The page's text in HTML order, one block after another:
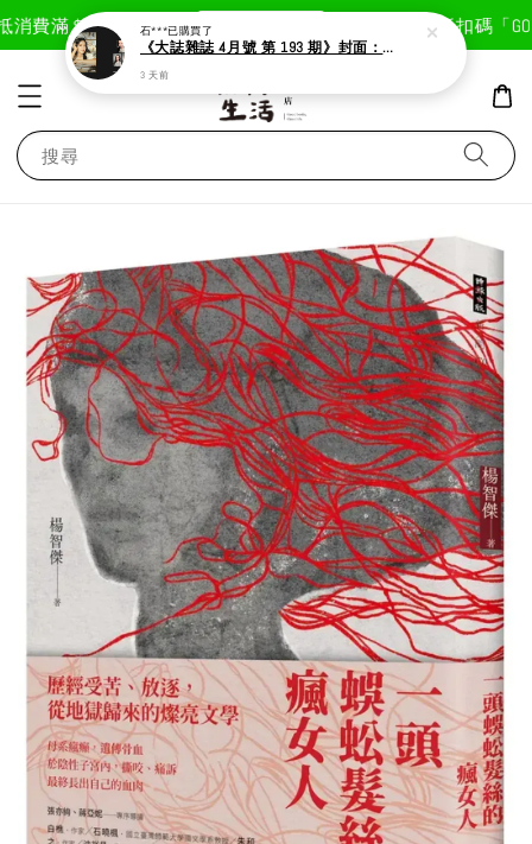
消費滿＄1800免運費 現在去購物！ 首次註冊輸入折扣碼「
搜尋
石***已購買了
《大誌雜誌 4月號 第 193 期》封面：Solar 頌樂
3 天前